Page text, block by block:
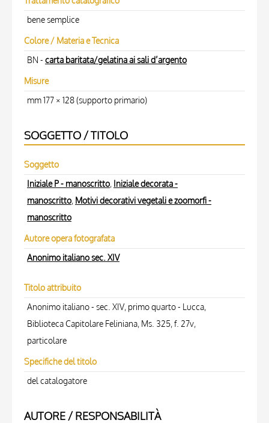
bene semplice
Colore / Materia e Tecnica
BN - carta baritata/gelatina ai sali d’argento
Misure
mm 177 × 128 (supporto primario)
SOGGETTO / TITOLO
Soggetto
Iniziale P - manoscritto, Iniziale decorata -
manoscritto, Motivi decorativi vegetali e zoomorfi -
manoscritto
Autore opera fotografata
Anonimo italiano sec. XIV
Titolo attribuito
Anonimo italiano - sec. XIV, primo quarto - Lucca,
Biblioteca Capitolare Feliniana, Ms. 325, f. 27v,
particolare
Specifiche del titolo
del catalogatore
AUTORE / RESPONSABILITÀ